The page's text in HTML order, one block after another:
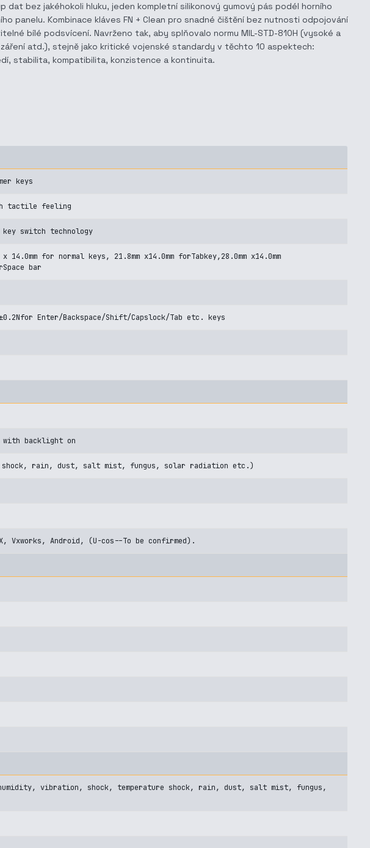
dat bez jakéhokoli hluku, jeden kompletní silikonový gumový pás podél horního
panelu. Kombinace kláves FN + Clean pro snadné čištění bez nutnosti odpojování
bílé podsvícení. Navrženo tak, aby splňovalo normu MIL-STD-810H (vysoké a
atd.), stejně jako kritické vojenské standardy v těchto 10 aspektech:
stabilita, kompatibilita, konzistence a kontinuita.
keys
tactile feeling
switch technology
x 14.0mm for normal keys, 21.8mm x14.0mm forTabkey,28.0mm x14.0mm
bar
Enter/Backspace/Shift/Capslock/Tab etc. keys
with backlight on
shock, rain, dust, salt mist, fungus, solar radiation etc.)
Vxworks, Android, (U-cos--To be confirmed).
humidity, vibration, shock, temperature shock, rain, dust, salt mist, fungus,